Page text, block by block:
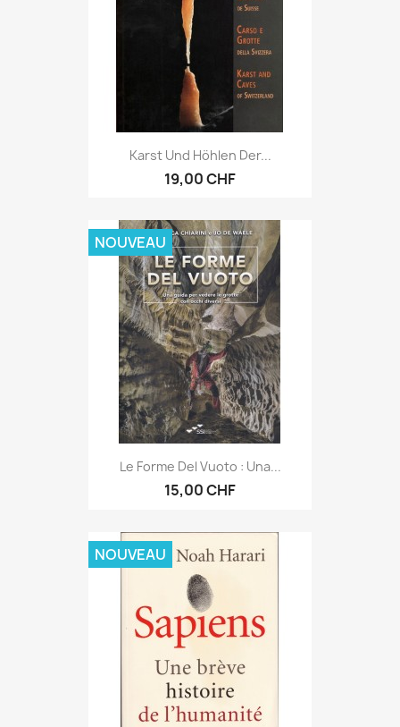
Karst Und Höhlen Der...
19,00 CHF
Le Forme Del Vuoto : Una...
15,00 CHF
NOUVEAU
NOUVEAU